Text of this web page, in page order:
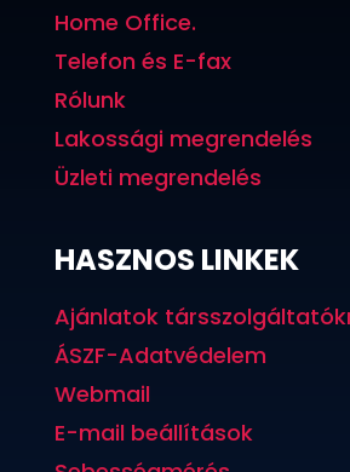
Home Office.
Telefon és E-fax
Rólunk
Lakossági megrendelés
Üzleti megrendelés
HASZNOS LINKEK
Ajánlatok
ÁSZF-Adatvédelem
Webmail
E-mail beállítások